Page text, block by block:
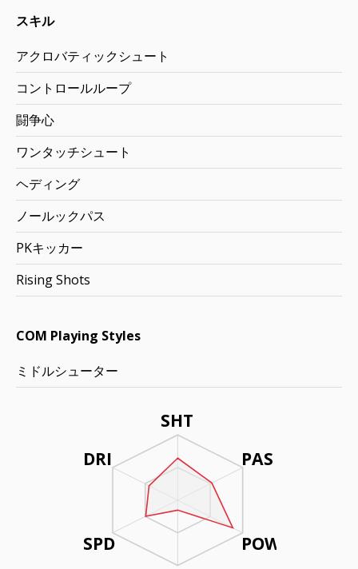
SHT
PAS
POW
DRI
SPD
スキル
アクロバティックシュート
コントロールループ
闘争心
ワンタッチシュート
ヘディング
ノールックパス
PKキッカー
Rising Shots
COM Playing Styles
ミドルシューター